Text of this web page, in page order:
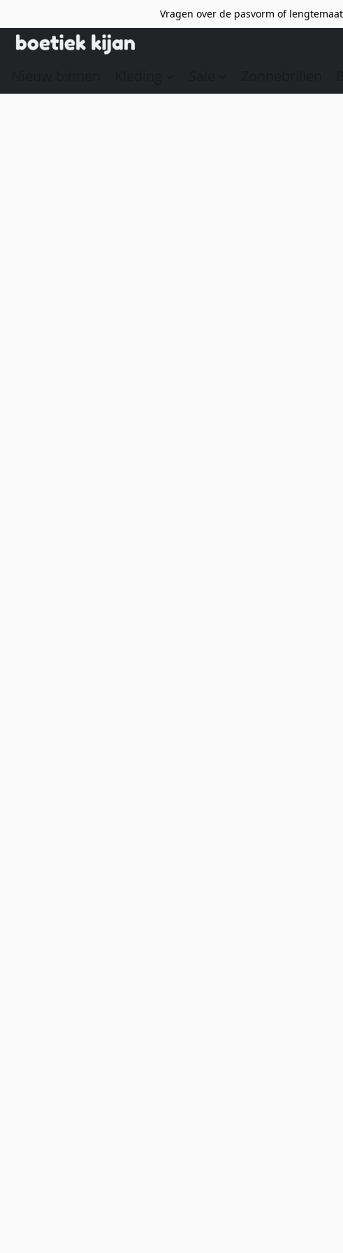
Vragen over de pasvorm of